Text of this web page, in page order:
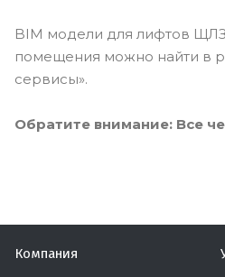
BIM модели для лифтов
помещения можно найти в
сервисы».
Обратите внимание: Все
Компания